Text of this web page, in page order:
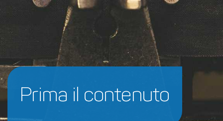
Prima il contenuto